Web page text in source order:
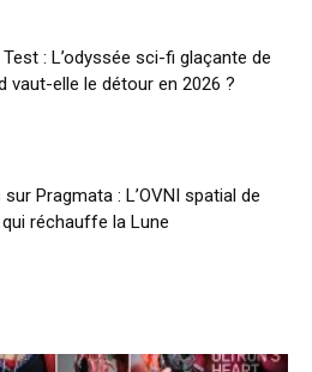
: L’odyssée sci-fi glaçante de
vaut-elle le détour en 2026 ?
Pragmata : L’OVNI spatial de
réchauffe la Lune